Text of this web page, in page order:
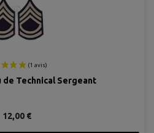
de Technical Sergeant
12,00 €